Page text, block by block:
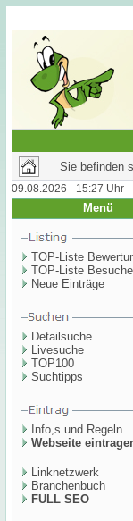
Sie befinden
09.08.2026 - 15:27 Uhr
Menü
TOP-Liste
TOP-Liste
Neue Einträge
Detailsuche
Livesuche
TOP100
Suchtipps
Info,s und Regeln
Webseite
Linknetzwerk
Branchenbuch
FULL SEO